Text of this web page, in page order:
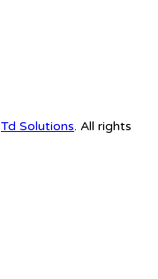
Td Solutions. All rights